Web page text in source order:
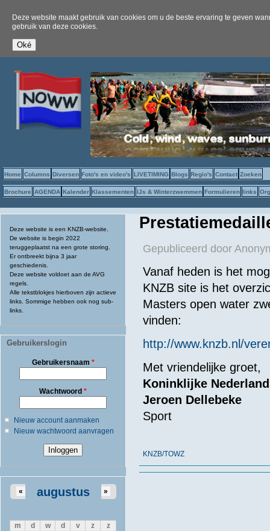
Deze website maakt gebruik van cookies om u de beste ervaring te geven
gebruik van deze cookies.
Home Columns Diversen Foto's en video's LIVETIMING Blogs Regio's Contact Zoeken
Brochure AGENDA Kalender Klassementen IJs & Winterzwemmen Formulieren links
Deze website is een KNZB-website.
De website is begin 2022
teruggeplaatst na een grote storing.
Er ontbreekt bijna 3 jaar
geschiedenis.
Deze website voldoet aan de AVG
regels.
Alle tekstblokjes hierboven zijn actieve
links. Sommige hebben ook nog sub-
links.
Gebruikerslogin
Gebruikersnaam *
Wachtwoord *
Nieuw account aanmaken
Nieuw wachtwoord aanvragen
augustus
« »
m d w d v z
z
Gepubliceerd door
Vanaf heden is het
KNZB site is het
Masters open water
vinden:
http://www.knzb.nl/
Met vriendelijke groet,
Koninklijke
Jeroen Dellebeke
Sport
KNZB/TOWZ